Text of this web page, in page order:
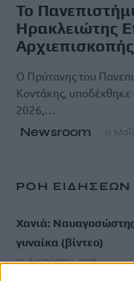
Το
Ηρακλειώτης
Ο Πρύτανης του
Κοντάκης,
2026,…
Newsroom 11
ΡΟΗ ΕΙΔΗΣΕΩΝ
Χανιά:
γυναίκα (βίντεο)
10 Αυγούστου, 2026